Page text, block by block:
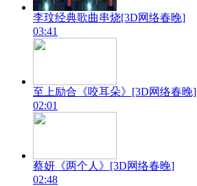
李玟经典歌曲串烧[3D网络春晚]
03:41
至上励合《咬耳朵》[3D网络春晚]
02:01
蔡妍《两个人》[3D网络春晚]
02:48